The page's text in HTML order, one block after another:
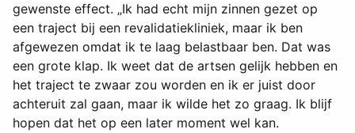
gewenste effect. „Ik had echt mijn zinnen gezet op
een traject bij een revalidatiekliniek, maar ik ben
afgewezen omdat ik te laag belastbaar ben. Dat was
een grote klap. Ik weet dat de artsen gelijk hebben en
het traject te zwaar zou worden en ik er juist door
achteruit zal gaan, maar ik wilde het zo graag. Ik blijf
hopen dat het op een later moment wel kan.